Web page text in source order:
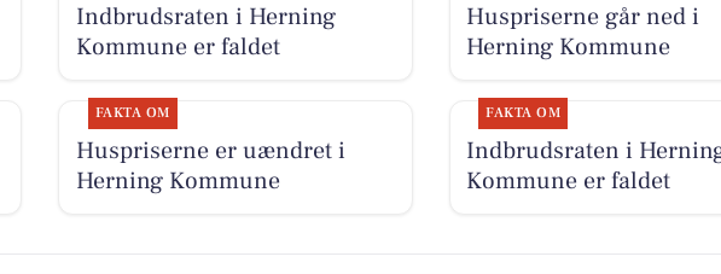
Indbrudsraten i Herning
Kommune er faldet
Huspriserne går ned i
Herning Kommune
FAKTA OM
Huspriserne er uændret i
Herning Kommune
FAKTA OM
Indbrudsraten i
Kommune er faldet